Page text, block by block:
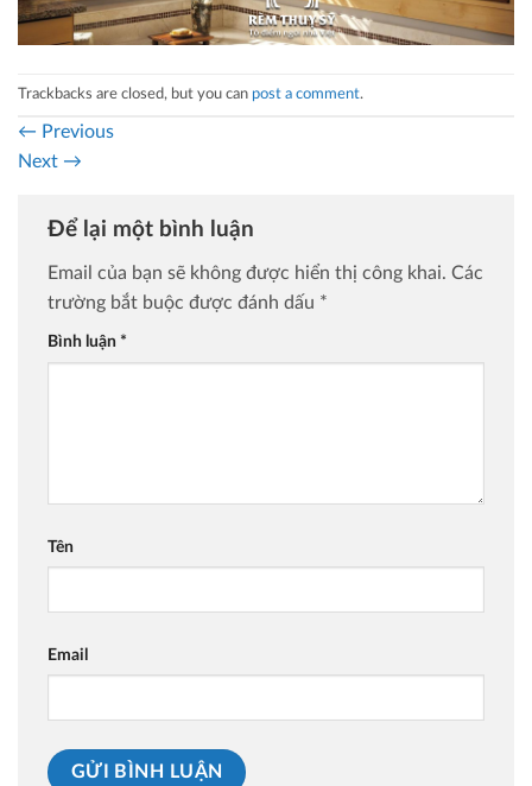
Trackbacks are closed, but you can post a comment.
← Previous
Next →
Để lại một bình luận
Email của bạn sẽ không được hiển thị công khai. Các
trường bắt buộc được đánh dấu *
Bình luận *
Tên
Email